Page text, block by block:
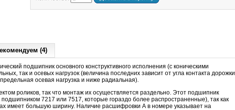
(4)
подшипник основного конструктивного исполнения (с коническими
так и осевых нагрузок (величина последних зависит от угла контакта дорожки
осевая нагрузка и ниже радиальная).
роликов, так что монтаж их осуществляется раздельно. Этот подшипник
7217 или 7517, которые гораздо более распространенные), так как
имеет большую ширину. Наличие расшифровки А в номере указывает на